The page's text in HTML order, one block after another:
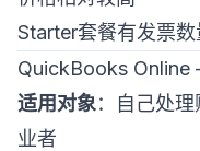
Starter套餐有发票数
QuickBooks Online
适用对象：自己处
业者